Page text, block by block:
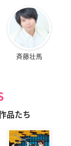
斉藤壮馬
品たち